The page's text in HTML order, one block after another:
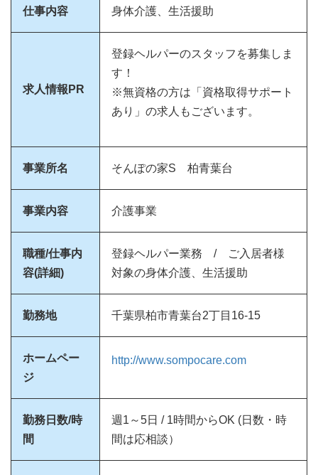
仕事内容 身体介護、生活援助
求人情報PR
登録ヘルパーのスタッフを募集しま
す！
※無資格の方は「資格取得サポート
あり」の求人もございます。
事業所名 そんぽの家S 柏青葉台
事業内容 介護事業
職種/仕事内
容(詳細)
登録ヘルパー業務 / ご入居者様
対象の身体介護、生活援助
勤務地 千葉県柏市青葉台2丁目16-15
ホームペー
ジ
http://www.sompocare.com
勤務日数/時
間
週1～5日 / 1時間からOK (日数・時
間は応相談）